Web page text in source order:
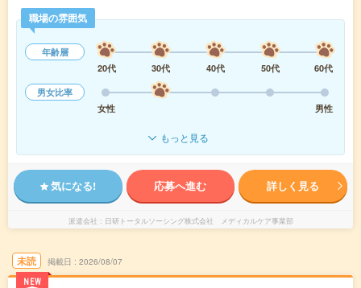
職場の雰囲気
年齢層
20代
30代 40代 50代
60代
男女比率
女性
男性
もっと見る
気になる! 応募へ進む 詳しく見る
派遣会社 日研トータルソーシング株式会社 メディカルケア事業部
未読
NEW
掲載日 2026/08/07